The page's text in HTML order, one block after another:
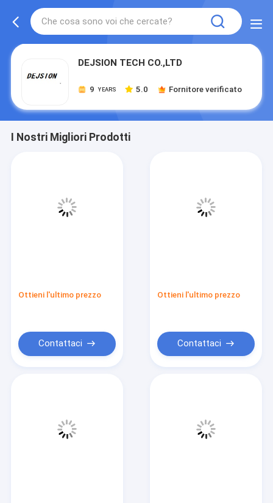
DEJSION TECH CO.,LTD
9 YEARS 5.0 Fornitore verificato
I Nostri Migliori Prodotti
Ottieni l'ultimo prezzo
Contattaci
Ottieni l'ultimo prezzo
Contattaci